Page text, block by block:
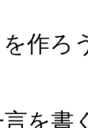
作ろ
言を書